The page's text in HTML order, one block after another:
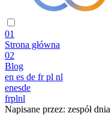
01
Strona główna
02
Blog
en es de fr pl nl
enesde
frplnl
Napisane przez: zespół dnia